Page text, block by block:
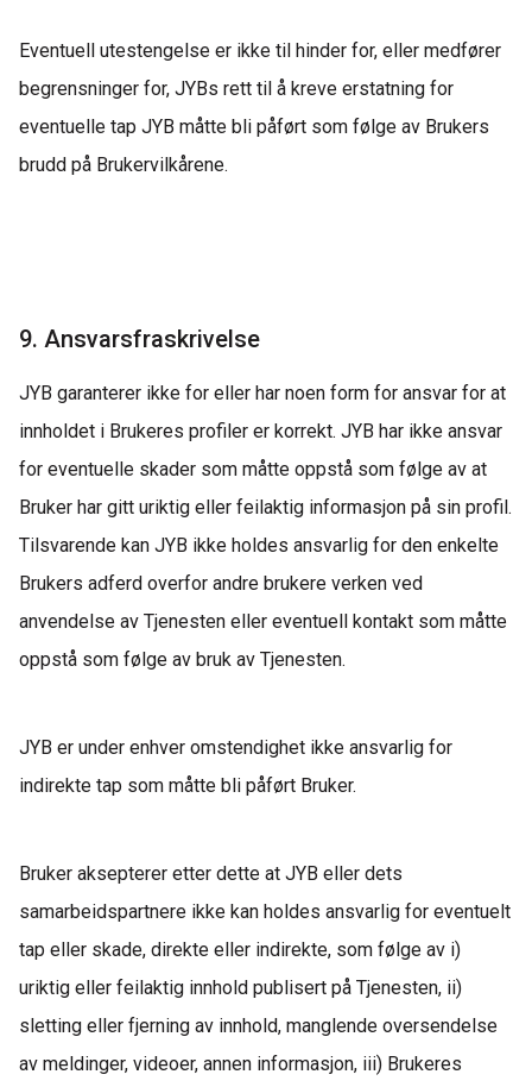
Eventuell utestengelse er ikke til hinder for, eller medfører
begrensninger for, JYBs rett til å kreve erstatning for
eventuelle tap JYB måtte bli påført som følge av Brukers
brudd på Brukervilkårene.
9. Ansvarsfraskrivelse
JYB garanterer ikke for eller har noen form for ansvar for at
innholdet i Brukeres profiler er korrekt. JYB har ikke ansvar
for eventuelle skader som måtte oppstå som følge av at
Bruker har gitt uriktig eller feilaktig informasjon på sin profil.
Tilsvarende kan JYB ikke holdes ansvarlig for den enkelte
Brukers adferd overfor andre brukere verken ved
anvendelse av Tjenesten eller eventuell kontakt som måtte
oppstå som følge av bruk av Tjenesten.
JYB er under enhver omstendighet ikke ansvarlig for
indirekte tap som måtte bli påført Bruker.
Bruker aksepterer etter dette at JYB eller dets
samarbeidspartnere ikke kan holdes ansvarlig for eventuelt
tap eller skade, direkte eller indirekte, som følge av i)
uriktig eller feilaktig innhold publisert på Tjenesten, ii)
sletting eller fjerning av innhold, manglende oversendelse
av meldinger, videoer, annen informasjon, iii) Brukeres